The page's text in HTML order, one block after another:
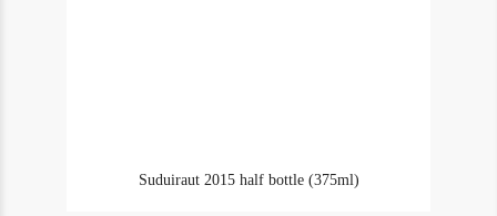
Suduiraut 2015 half bottle (375ml)